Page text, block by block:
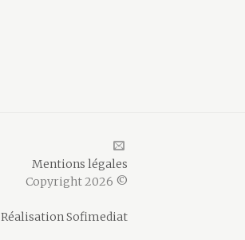
Mentions légales
Copyright 2026 ©
Réalisation Sofimediat